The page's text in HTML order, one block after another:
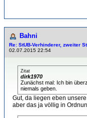
Bahni
Re: StUB-Verhinderer, zweiter
02.07.2015 22:54
Zitat
dirk1970
Zunächst mal: Ich bin
niemals geben.
Gut, da liegen eben
aber das ja völlig in